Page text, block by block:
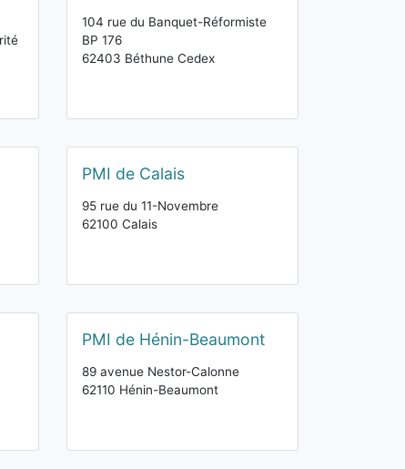
104 rue du Banquet-Réformiste
BP 176
62403 Béthune Cedex
PMI de Calais
95 rue du 11-Novembre
62100 Calais
PMI de Hénin-Beaumont
89 avenue Nestor-Calonne
62110 Hénin-Beaumont